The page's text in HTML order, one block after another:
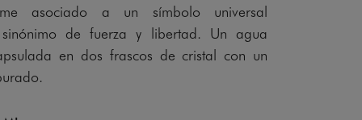
asociado a un símbolo universal
de fuerza y libertad. Un agua
en dos frascos de cristal con un